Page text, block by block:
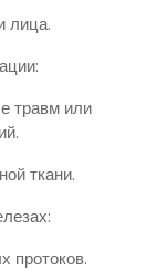
лица.
травм или
ткани.
протоков.